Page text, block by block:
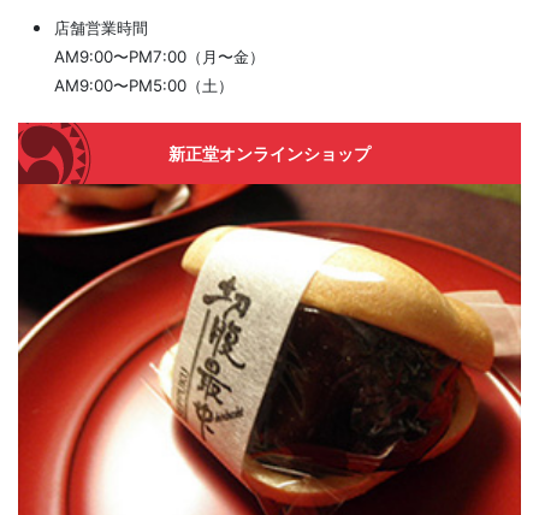
店舗営業時間
AM9:00〜PM7:00（月〜金）
AM9:00〜PM5:00（土）
新正堂オンラインショップ